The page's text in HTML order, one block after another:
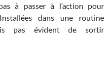
à passer à l’action pour
dans une routine
pas évident de sortir
qui empêchent de trouver sa